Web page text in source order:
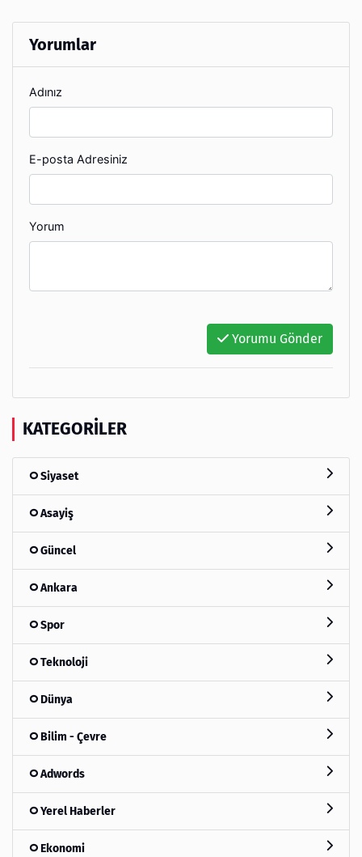
Yorumlar
Adınız
E-posta Adresiniz
Yorum
Yorumu Gönder
KATEGORILER
Siyaset
Asayiş
Güncel
Ankara
Spor
Teknoloji
Dünya
Bilim - Çevre
Adwords
Yerel Haberler
Ekonomi